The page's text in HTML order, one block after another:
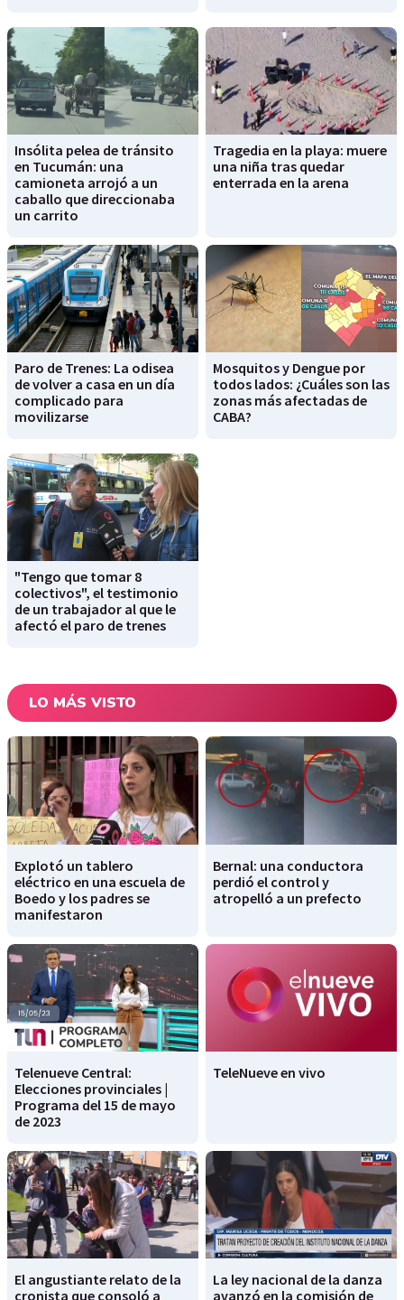
Insólita pelea de tránsito
en Tucumán: una
camioneta arrojó a un
caballo que direccionaba
un carrito
Tragedia en la playa: muere
una niña tras quedar
enterrada en la arena
Paro de Trenes: La odisea
de volver a casa en un día
complicado para
movilizarse
Mosquitos y Dengue por
todos lados: ¿Cuáles son las
zonas más afectadas de
CABA?
"Tengo que tomar 8
colectivos", el testimonio
de un trabajador al que le
afectó el paro de trenes
LO MÁS VISTO
Explotó un tablero
eléctrico en una escuela de
Boedo y los padres se
manifestaron
Bernal: una conductora
perdió el control y
atropelló a un prefecto
Telenueve Central:
Elecciones provinciales |
Programa del 15 de mayo
de 2023
TeleNueve en vivo
El angustiante relato de la
cronista que consoló a
La ley nacional de la danza
avanzó en la comisión de